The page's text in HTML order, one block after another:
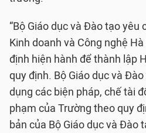
“Bộ Giáo dục và Đào tạo yêu
Kinh doanh và Công nghệ
định hiện hành để thành lập
quy định. Bộ Giáo dục và
dụng các biện pháp, chế tài
phạm của Trường theo quy
bản của Bộ Giáo dục và Đào